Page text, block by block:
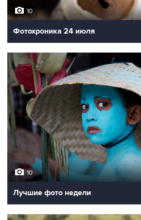
10
Фотохроника 24 июля
10
Лучшие фото недели